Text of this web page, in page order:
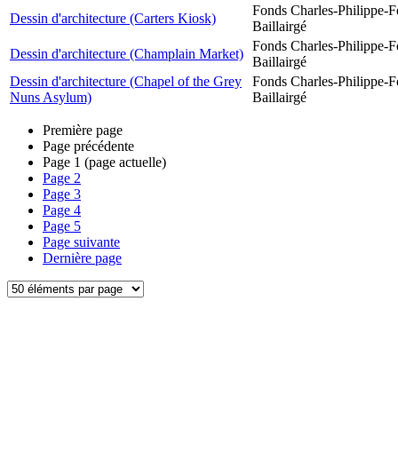
Dessin d'architecture (Carters Kiosk)
Fonds Charles-Philippe-
Baillairgé
Dessin d'architecture (Champlain Market)
Fonds Charles-Philippe-
Baillairgé
Dessin d'architecture (Chapel of the Grey
Nuns Asylum)
Fonds Charles-Philippe-
Baillairgé
Première page
Page précédente
Page 1 (page actuelle)
Page 2
Page 3
Page 4
Page 5
Page suivante
Dernière page